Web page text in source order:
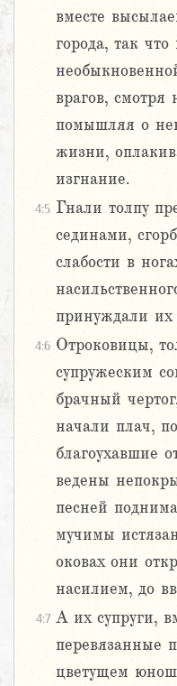
вместе
города, так
врагов, смотря
помышляя о
жизни,
изгнание.
4:5 Гнали толпу
сединами,
слабости в
принуждали
4:6 Отроковицы,
супружеским
брачный
начали плач,
благоухавшие
ведены
песней
мучимы
оковах они
насилием, до
4:7 А их супруги,
перевязанные
цветущем